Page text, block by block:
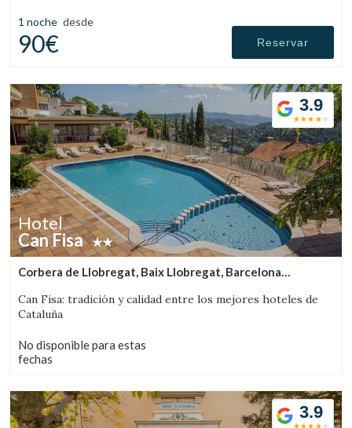
1 noche desde
90€ Reservar
3.9
Hotel
Can Fisa
Corbera de Llobregat, Baix Llobregat, Barcelona
Can Fisa: tradición y calidad entre los mejores hoteles de
Cataluña
No disponible para estas
fechas
3.9